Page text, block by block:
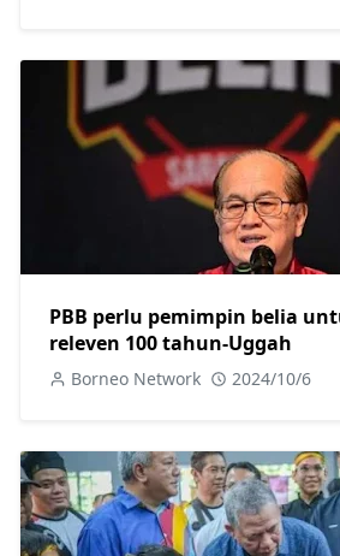
PBB perlu pemimpin belia
releven 100 tahun-Uggah
Borneo Network 2024/10/6